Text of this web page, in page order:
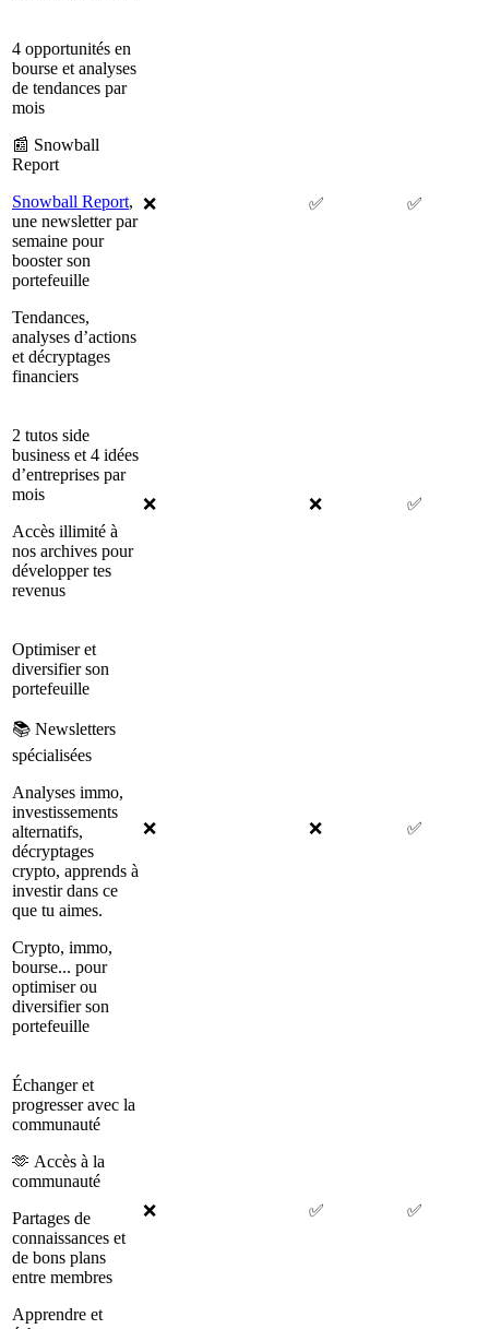
4 opportunités en
bourse et analyses
de tendances par
mois
📰 Snowball
Report
Snowball Report,
une newsletter par
semaine pour
booster son
portefeuille
Tendances,
analyses d’actions
et décryptages
financiers
❌ ✅ ✅
2 tutos side
business et 4 idées
d’entreprises par
mois
Accès illimité à
nos archives pour
développer tes
revenus
❌ ❌ ✅
Optimiser et
diversifier son
portefeuille
📚 Newsletters
spécialisées
Analyses immo,
investissements
alternatifs,
décryptages
crypto, apprends à
investir dans ce
que tu aimes.
Crypto, immo,
bourse... pour
optimiser ou
diversifier son
portefeuille
❌ ❌ ✅
Échanger et
progresser avec la
communauté
🫶 Accès à la
communauté
Partages de
connaissances et
de bons plans
entre membres
Apprendre et
❌ ✅ ✅